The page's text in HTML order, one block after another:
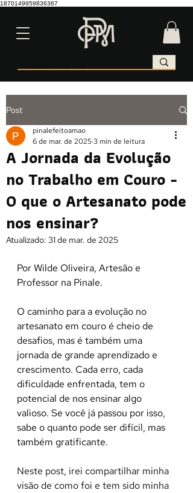
1870149959836367
Post
A Jornada da Evolução
no Trabalho em Couro -
O que o Artesanato pode
nos ensinar?
pinalefeitoamao
6 de mar. de 20253 min de leitura
Atualizado: 31 de mar. de 2025
Por Wilde Oliveira, Artesão e
Professor na Pinale.
O caminho para a evolução no
artesanato em couro é cheio de
desafios, mas é também uma
jornada de grande aprendizado e
crescimento. Cada erro, cada
dificuldade enfrentada, tem o
potencial de nos ensinar algo
valioso. Se você já passou por isso,
sabe o quanto pode ser difícil, mas
também gratificante.
Neste post, irei compartilhar minha
visão de como foi e tem sido minha